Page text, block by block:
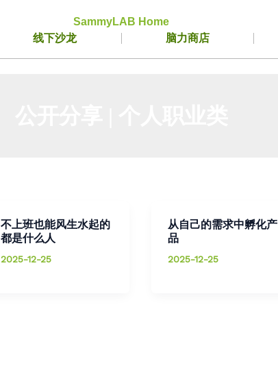
SammyLAB Home
线下沙龙 脑力商店
不上班也能风生水起的
都是什么人
2025-12-25
从自己的需求中孵化产
品
2025-12-25